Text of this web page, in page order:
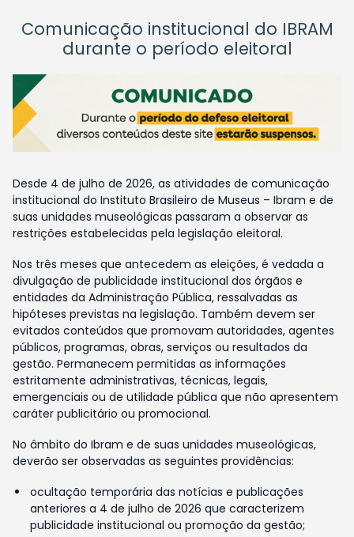
Comunicação institucional do IBRAM
durante o período eleitoral
Desde 4 de julho de 2026, as atividades de comunicação
institucional do Instituto Brasileiro de Museus – Ibram e de
suas unidades museológicas passaram a observar as
restrições estabelecidas pela legislação eleitoral.
Nos três meses que antecedem as eleições, é vedada a
divulgação de publicidade institucional dos órgãos e
entidades da Administração Pública, ressalvadas as
hipóteses previstas na legislação. Também devem ser
evitados conteúdos que promovam autoridades, agentes
públicos, programas, obras, serviços ou resultados da
gestão. Permanecem permitidas as informações
estritamente administrativas, técnicas, legais,
emergenciais ou de utilidade pública que não apresentem
caráter publicitário ou promocional.
No âmbito do Ibram e de suas unidades museológicas,
deverão ser observadas as seguintes providências:
ocultação temporária das notícias e publicações
anteriores a 4 de julho de 2026 que caracterizem
publicidade institucional ou promoção da gestão;